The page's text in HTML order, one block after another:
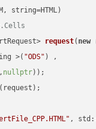
request( new
>(
"ODS" ) ,
, nullptr))
,